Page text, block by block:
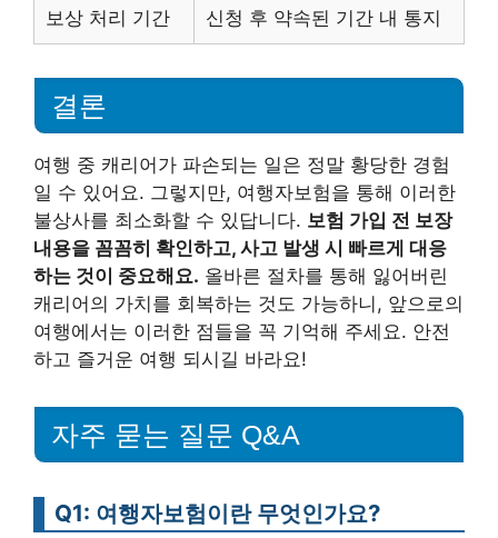
보상 처리 기간 신청 후 약속된 기간 내 통지
결론
여행 중 캐리어가 파손되는 일은 정말 황당한 경험
일 수 있어요. 그렇지만, 여행자보험을 통해 이러한
불상사를 최소화할 수 있답니다. 보험 가입 전 보장
내용을 꼼꼼히 확인하고, 사고 발생 시 빠르게 대응
하는 것이 중요해요. 올바른 절차를 통해 잃어버린
캐리어의 가치를 회복하는 것도 가능하니, 앞으로의
여행에서는 이러한 점들을 꼭 기억해 주세요. 안전
하고 즐거운 여행 되시길 바라요!
자주 묻는 질문 Q&A
Q1: 여행자보험이란 무엇인가요?